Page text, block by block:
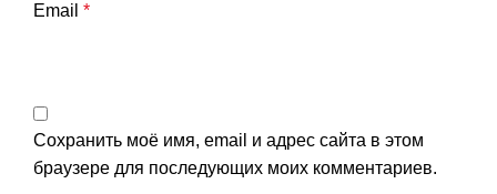
Email *
Сохранить моё имя, email и адрес сайта в этом
браузере для последующих моих комментариев.